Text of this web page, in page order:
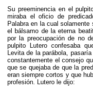
Su preeminencia en el
miraba el oficio de
Palabra en la cual
el bálsamo de la eterna
por la preocupación de no
pulpito Lutero confesaba
Levita de la parábola,
constantemente el consejo
que se quejaba de que la
eran siempre cortos y que
profesión. Lutero le dijo: